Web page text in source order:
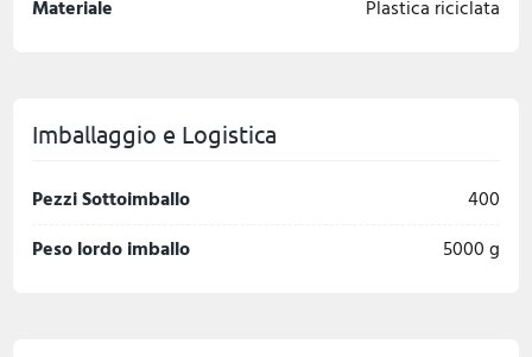
Materiale Plastica riciclata
Imballaggio e Logistica
Pezzi Sottoimballo
400
Peso lordo imballo
5000 g